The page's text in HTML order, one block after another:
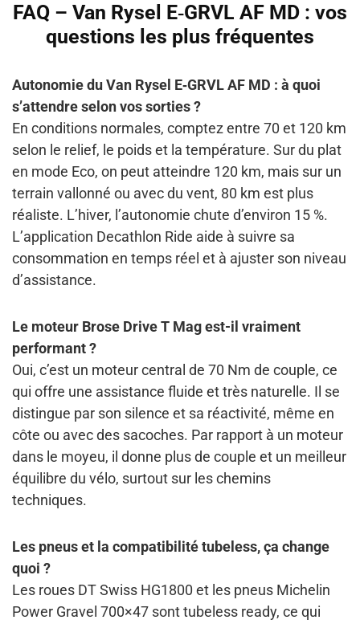
FAQ – Van Rysel E‑GRVL AF MD : vos
questions les plus fréquentes
Autonomie du Van Rysel E‑GRVL AF MD : à quoi
s’attendre selon vos sorties ?
En conditions normales, comptez entre 70 et 120 km
selon le relief, le poids et la température. Sur du plat
en mode Eco, on peut atteindre 120 km, mais sur un
terrain vallonné ou avec du vent, 80 km est plus
réaliste. L’hiver, l’autonomie chute d’environ 15 %.
L’application Decathlon Ride aide à suivre sa
consommation en temps réel et à ajuster son niveau
d’assistance.
Le moteur Brose Drive T Mag est-il vraiment
performant ?
Oui, c’est un moteur central de 70 Nm de couple, ce
qui offre une assistance fluide et très naturelle. Il se
distingue par son silence et sa réactivité, même en
côte ou avec des sacoches. Par rapport à un moteur
dans le moyeu, il donne plus de couple et un meilleur
équilibre du vélo, surtout sur les chemins
techniques.
Les pneus et la compatibilité tubeless, ça change
quoi ?
Les roues DT Swiss HG1800 et les pneus Michelin
Power Gravel 700×47 sont tubeless ready, ce qui